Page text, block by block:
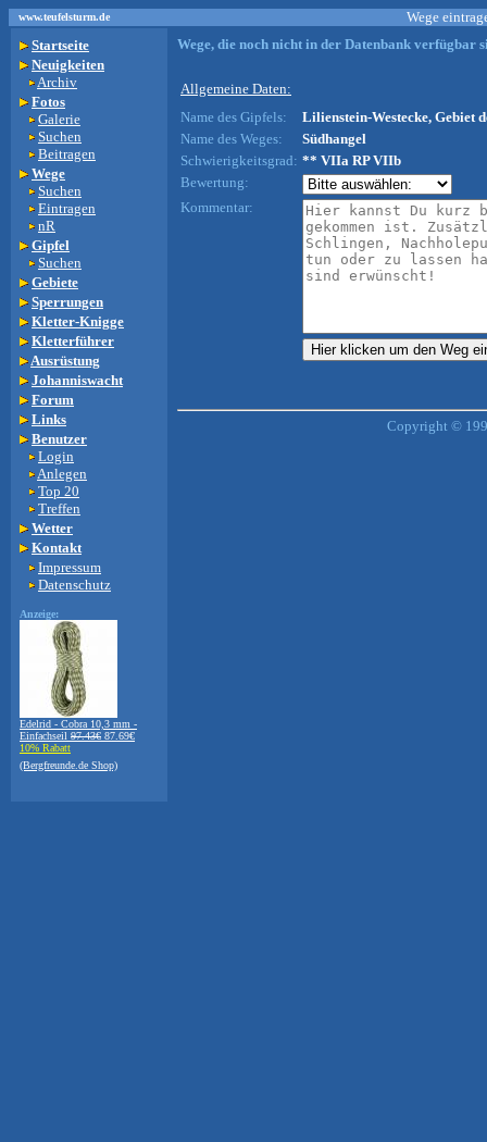
www.teufelsturm.de
Wege
Startseite
Neuigkeiten
Archiv
Fotos
Galerie
Suchen
Beitragen
Wege
Suchen
Eintragen
nR
Gipfel
Suchen
Gebiete
Sperrungen
Kletter-Knigge
Kletterführer
Ausrüstung
Johanniswacht
Forum
Links
Benutzer
Login
Anlegen
Top 20
Treffen
Wetter
Kontakt
Impressum
Datenschutz
Anzeige:
Edelrid - Cobra 10,3 mm -
Einfachseil 97.43€ 87.69€
10% Rabatt
(Bergfreunde.de Shop)
Wege, die noch nicht in der Datenbank verfügbar
Allgemeine Daten:
Name des Gipfels:
Lilienstein-Westecke, Gebiet
Name des Weges:
Südhangel
Schwierigkeitsgrad: ** VIIa RP VIIb
Bewertung:
Kommentar:
Copyright ©